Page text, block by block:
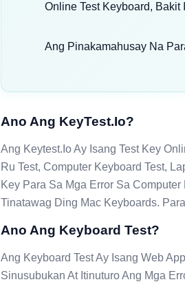
Online Test Keyboard, Bakit
Ang Pinakamahusay Na
Ano Ang KeyTest.io?
Ang Keytest.io Ay Isang Test Key
Ru Test, Computer Keyboard Test,
Key Para Sa Mga Error Sa
Tinatawag Ding Mac Keyboards.
Ano Ang Keyboard Test?
Ang Keyboard Test Ay Isang Web
Sinusubukan At Itinuturo Ang Mga